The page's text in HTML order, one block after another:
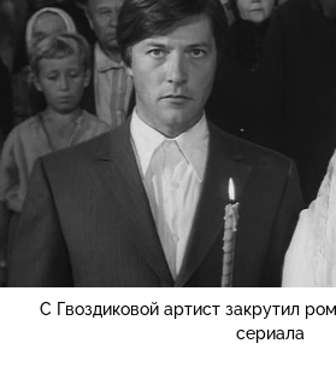
С Гвоздиковой артист закрутил
сериала